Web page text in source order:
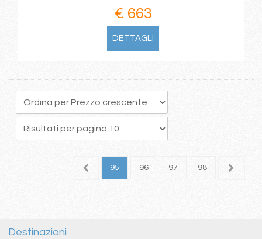
€ 663
DETTAGLI
94 95 96 97 98 99
Destinazioni